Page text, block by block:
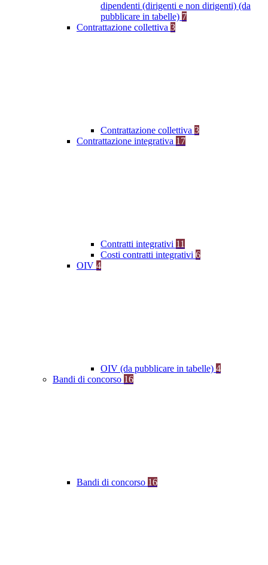
dipendenti (dirigenti e non dirigenti) (da
pubblicare in tabelle) 7
Contrattazione collettiva 3
Contrattazione collettiva 3
Contrattazione integrativa 17
Contratti integrativi 11
Costi contratti integrativi 6
OIV 4
OIV (da pubblicare in tabelle) 4
Bandi di concorso 16
Bandi di concorso 16